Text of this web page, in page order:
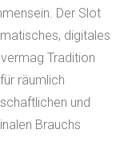
Der Slot
digitales
Tradition
räumlich
und
Brauchs